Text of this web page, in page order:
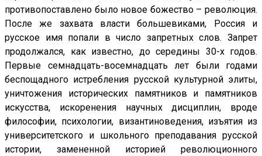
противопоставлено было новое божество – революция.
После же захвата власти большевиками, Россия и
русское имя попали в число запретных слов. Запрет
продолжался, как известно, до середины 30-х годов.
Первые семнадцать-восемнадцать лет были годами
беспощадного истребления русской культурной элиты,
уничтожения исторических памятников и памятников
искусства, искоренения научных дисциплин, вроде
философии, психологии, византиноведения, изъятия из
университетского и школьного преподавания русской
истории, замененной историей революционного